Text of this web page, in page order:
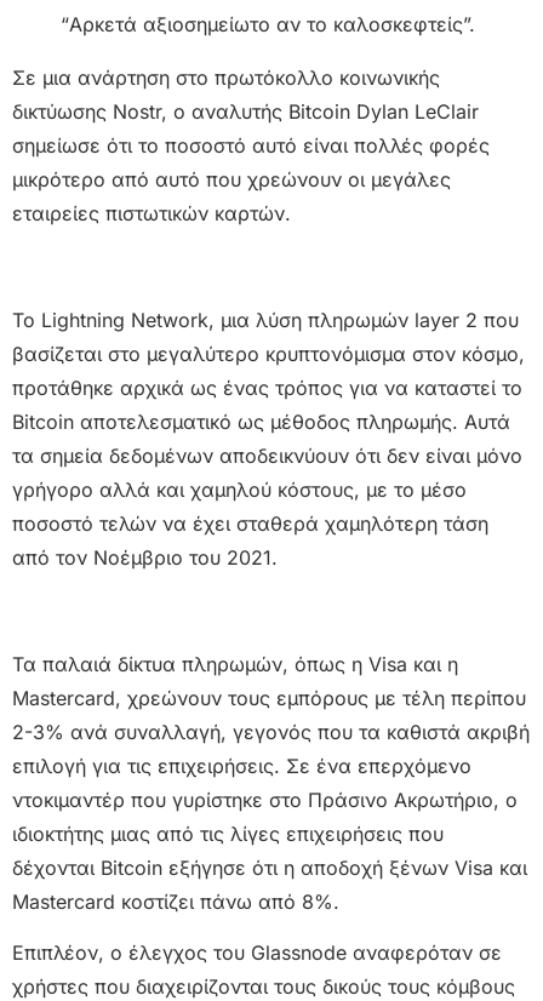
“Αρκετά αξιοσημείωτο αν το καλοσκεφτείς”.
Σε μια ανάρτηση στο πρωτόκολλο κοινωνικής
δικτύωσης Nostr, ο αναλυτής Bitcoin Dylan LeClair
σημείωσε ότι το ποσοστό αυτό είναι πολλές φορές
μικρότερο από αυτό που χρεώνουν οι μεγάλες
εταιρείες πιστωτικών καρτών.
Το Lightning Network, μια λύση πληρωμών layer 2 που
βασίζεται στο μεγαλύτερο κρυπτονόμισμα στον κόσμο,
προτάθηκε αρχικά ως ένας τρόπος για να καταστεί το
Bitcoin αποτελεσματικό ως μέθοδος πληρωμής. Αυτά
τα σημεία δεδομένων αποδεικνύουν ότι δεν είναι μόνο
γρήγορο αλλά και χαμηλού κόστους, με το μέσο
ποσοστό τελών να έχει σταθερά χαμηλότερη τάση
από τον Νοέμβριο του 2021.
Τα παλαιά δίκτυα πληρωμών, όπως η Visa και η
Mastercard, χρεώνουν τους εμπόρους με τέλη περίπου
2-3% ανά συναλλαγή, γεγονός που τα καθιστά ακριβή
επιλογή για τις επιχειρήσεις. Σε ένα επερχόμενο
ντοκιμαντέρ που γυρίστηκε στο Πράσινο Ακρωτήριο, ο
ιδιοκτήτης μιας από τις λίγες επιχειρήσεις που
δέχονται Bitcoin εξήγησε ότι η αποδοχή ξένων Visa και
Mastercard κοστίζει πάνω από 8%.
Επιπλέον, ο έλεγχος του Glassnode αναφερόταν σε
χρήστες που διαχειρίζονται τους δικούς τους κόμβους